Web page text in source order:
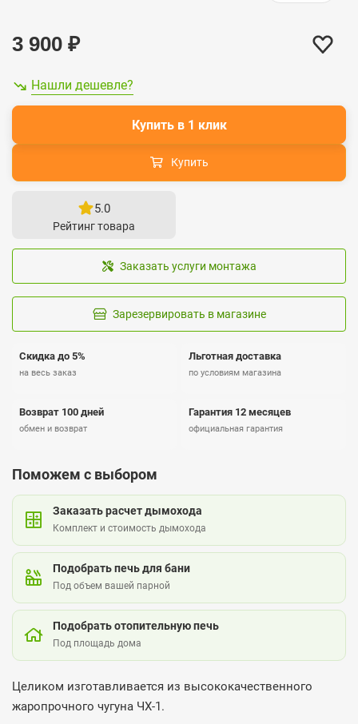
3 900 ₽
Нашли дешевле?
Купить
Купить в 1 клик
5.0
Рейтинг товара
Заказать услуги монтажа
Зарезервировать в магазине
Скидка до 5%
на весь заказ
Льготная доставка
по условиям магазина
Возврат 100 дней
обмен и возврат
Гарантия 12 месяцев
официальная гарантия
Поможем с выбором
Заказать расчет дымохода
Комплект и стоимость дымохода
Подобрать печь для бани
Под объем вашей парной
Подобрать отопительную печь
Под площадь дома
Целиком изготавливается из высококачественного
жаропрочного чугуна ЧХ-1.